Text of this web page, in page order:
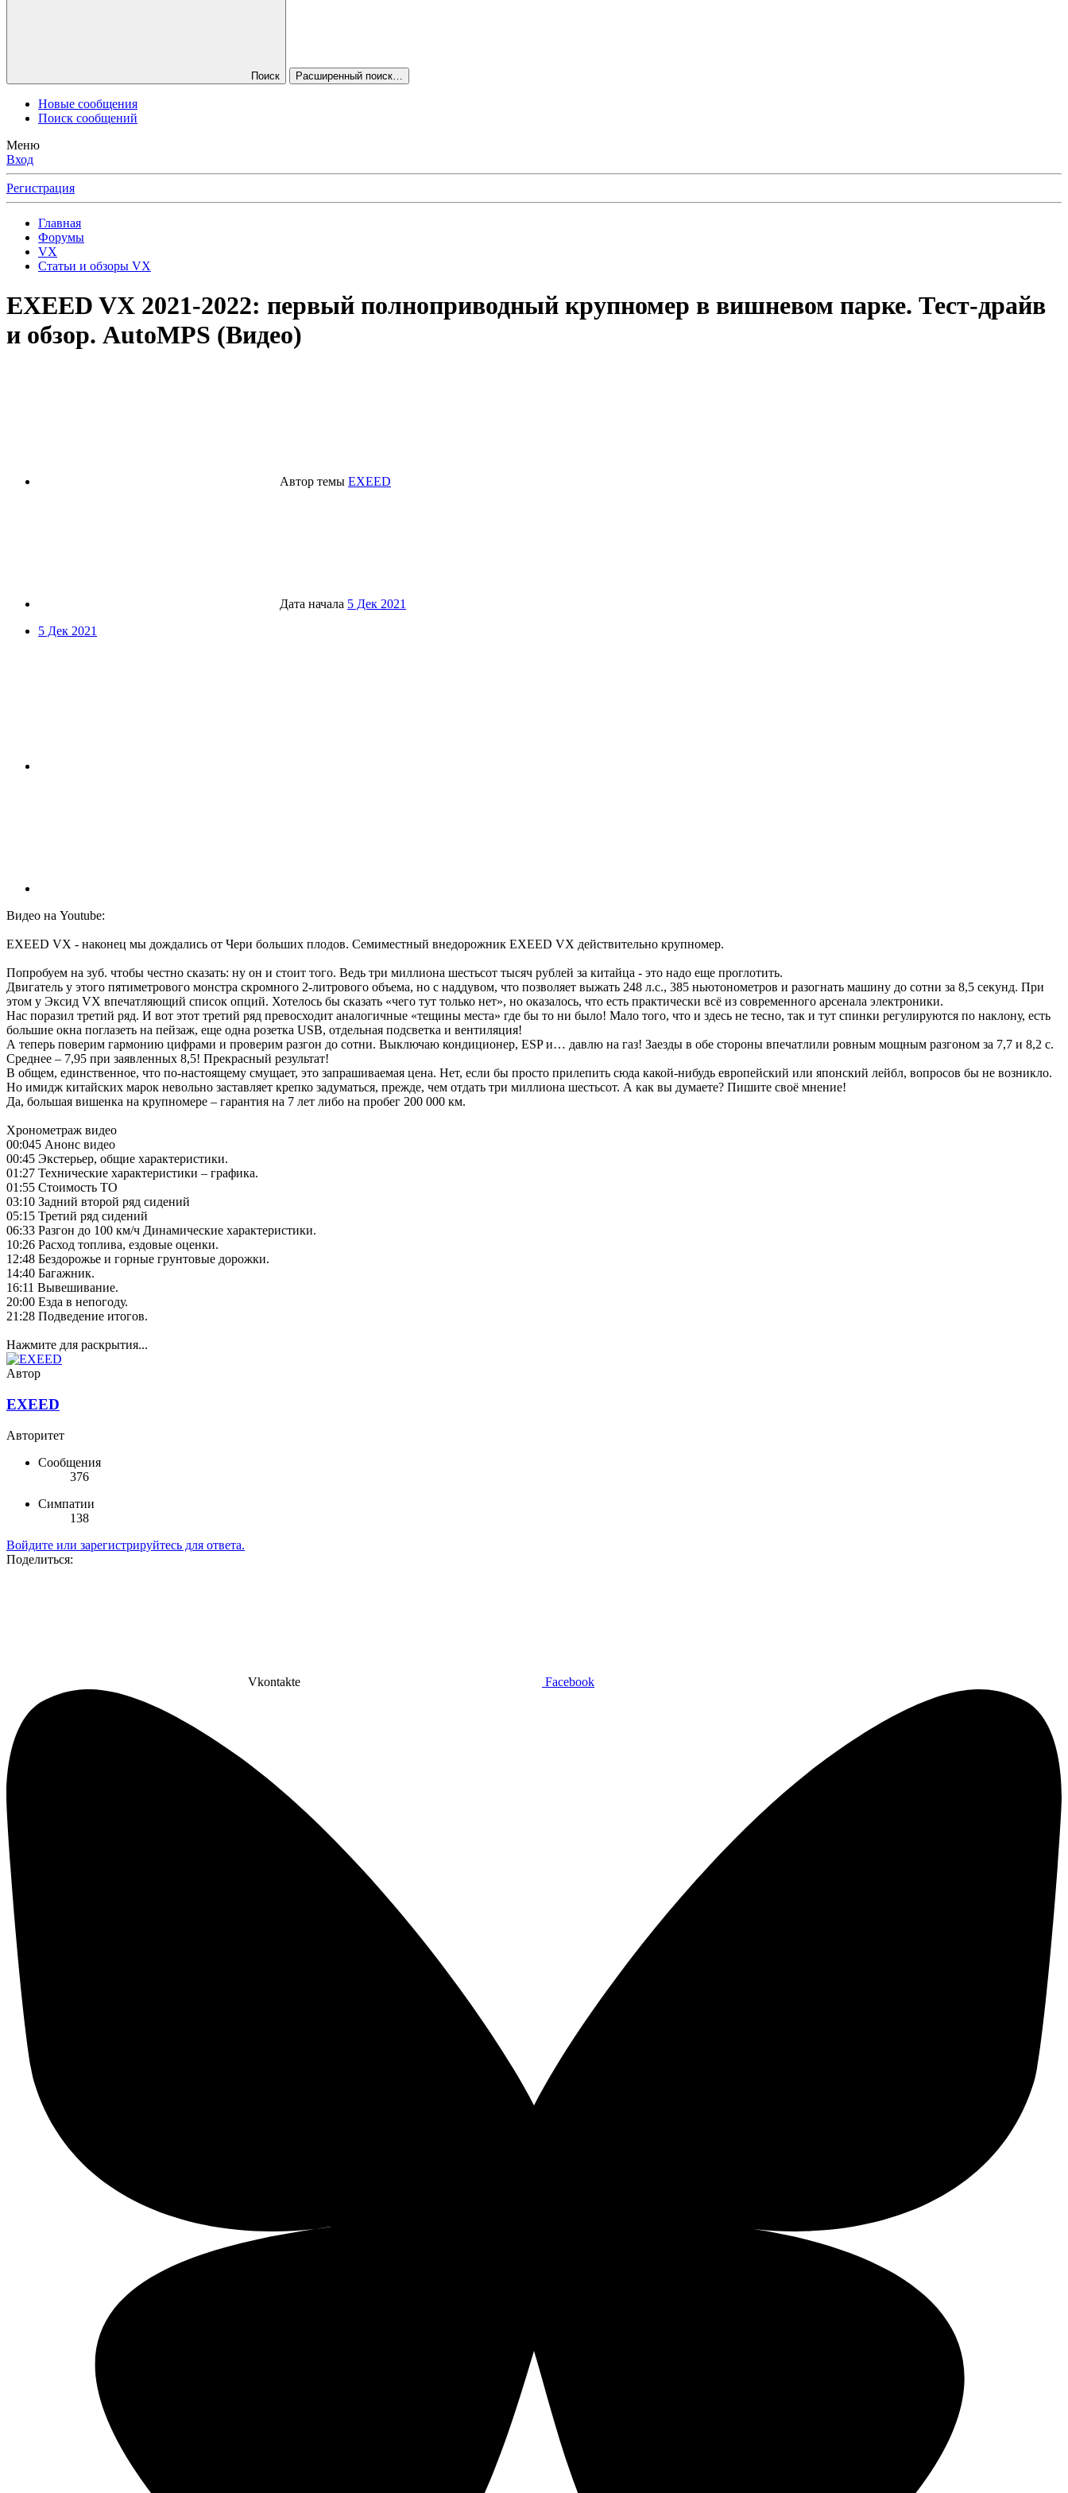
Поиск Расширенный поиск…
Новые сообщения
Поиск сообщений
Меню
Вход
Регистрация
Главная
Форумы
VX
Статьи и обзоры VX
EXEED VX 2021-2022: первый полноприводный крупномер в вишневом парке. Тест-драйв
и обзор. AutoMPS (Видео)
Автор темы EXEED
Дата начала 5 Дек 2021
5 Дек 2021
Видео на Youtube:
EXEED VX - наконец мы дождались от Чери больших плодов. Семиместный внедорожник EXEED VX действительно крупномер.
Попробуем на зуб. чтобы честно сказать: ну он и стоит того. Ведь три миллиона шестьсот тысяч рублей за китайца - это надо еще проглотить.
Двигатель у этого пятиметрового монстра скромного 2-литрового объема, но с наддувом, что позволяет выжать 248 л.с., 385 ньютонометров и разогнать машину до сотни за 8,5 секунд. При
этом у Эксид VX впечатляющий список опций. Хотелось бы сказать «чего тут только нет», но оказалось, что есть практически всё из современного арсенала электроники.
Нас поразил третий ряд. И вот этот третий ряд превосходит аналогичные «тещины места» где бы то ни было! Мало того, что и здесь не тесно, так и тут спинки регулируются по наклону, есть
большие окна поглазеть на пейзаж, еще одна розетка USB, отдельная подсветка и вентиляция!
А теперь поверим гармонию цифрами и проверим разгон до сотни. Выключаю кондиционер, ESP и… давлю на газ! Заезды в обе стороны впечатлили ровным мощным разгоном за 7,7 и 8,2 с.
Среднее – 7,95 при заявленных 8,5! Прекрасный результат!
В общем, единственное, что по-настоящему смущает, это запрашиваемая цена. Нет, если бы просто прилепить сюда какой-нибудь европейский или японский лейбл, вопросов бы не возникло.
Но имидж китайских марок невольно заставляет крепко задуматься, прежде, чем отдать три миллиона шестьсот. А как вы думаете? Пишите своё мнение!
Да, большая вишенка на крупномере – гарантия на 7 лет либо на пробег 200 000 км.
Хронометраж видео
00:045 Анонс видео
00:45 Экстерьер, общие характеристики.
01:27 Технические характеристики – графика.
01:55 Стоимость ТО
03:10 Задний второй ряд сидений
05:15 Третий ряд сидений
06:33 Разгон до 100 км/ч Динамические характеристики.
10:26 Расход топлива, ездовые оценки.
12:48 Бездорожье и горные грунтовые дорожки.
14:40 Багажник.
16:11 Вывешивание.
20:00 Езда в непогоду.
21:28 Подведение итогов.
Нажмите для раскрытия...
Автор
EXEED
Авторитет
Сообщения
376
Симпатии
138
Войдите или зарегистрируйтесь для ответа.
Поделиться:
Vkontakte Facebook